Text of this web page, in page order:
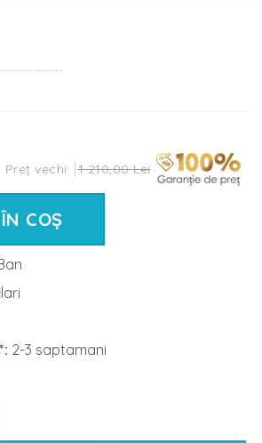
Preț vechi: 1 210,00 Lei
COȘ
2-3 saptamani